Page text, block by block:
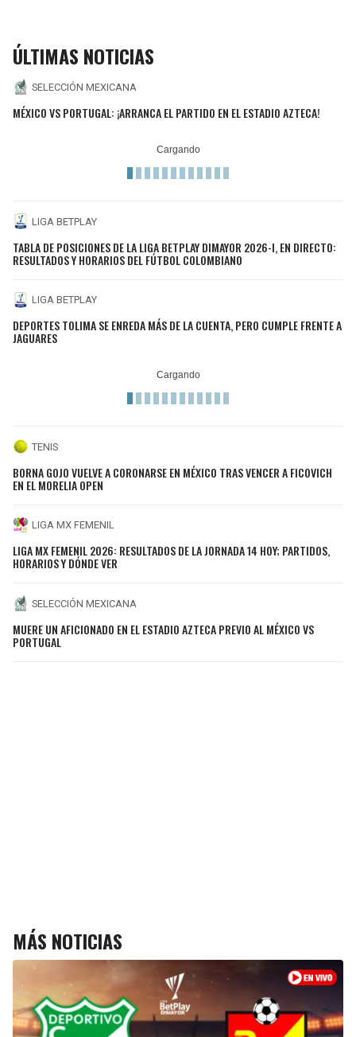
ÚLTIMAS NOTICIAS
SELECCIÓN MEXICANA
MÉXICO VS PORTUGAL: ¡ARRANCA EL PARTIDO EN EL ESTADIO AZTECA!
LIGA BETPLAY
TABLA DE POSICIONES DE LA LIGA BETPLAY DIMAYOR 2026-I, EN DIRECTO:
RESULTADOS Y HORARIOS DEL FÚTBOL COLOMBIANO
LIGA BETPLAY
DEPORTES TOLIMA SE ENREDA MÁS DE LA CUENTA, PERO CUMPLE FRENTE A
JAGUARES
TENIS
BORNA GOJO VUELVE A CORONARSE EN MÉXICO TRAS VENCER A FICOVICH
EN EL MORELIA OPEN
LIGA MX FEMENIL
LIGA MX FEMENIL 2026: RESULTADOS DE LA JORNADA 14 HOY; PARTIDOS,
HORARIOS Y DÓNDE VER
SELECCIÓN MEXICANA
MUERE UN AFICIONADO EN EL ESTADIO AZTECA PREVIO AL MÉXICO VS
PORTUGAL
MÁS NOTICIAS